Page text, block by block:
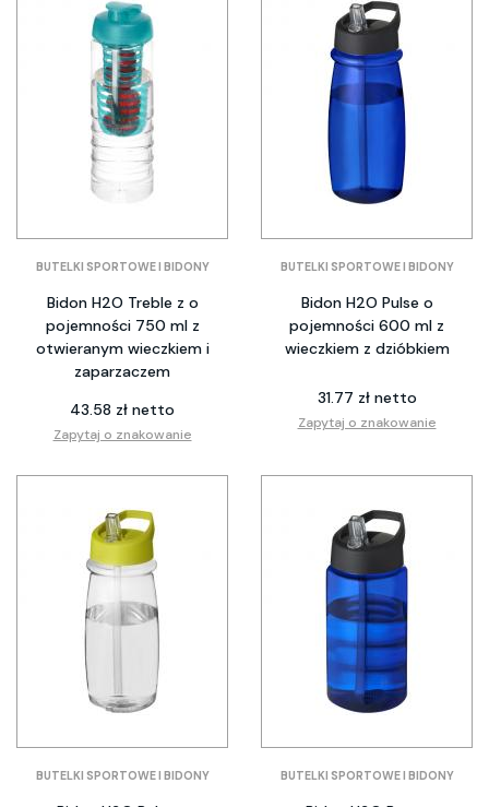
BUTELKI SPORTOWE I BIDONY
Bidon H2O Treble z o
pojemności 750 ml z
otwieranym wieczkiem i
zaparzaczem
43.58 zł netto
Zapytaj o znakowanie
BUTELKI SPORTOWE I BIDONY
Bidon H2O Pulse o
pojemności 600 ml z
wieczkiem z dzióbkiem
31.77 zł netto
Zapytaj o znakowanie
BUTELKI SPORTOWE I BIDONY BUTELKI SPORTOWE I BIDONY